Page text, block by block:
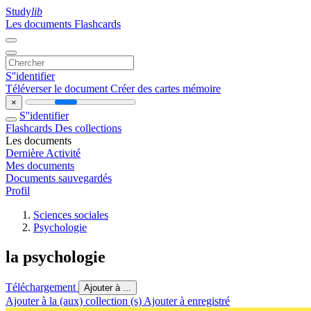
Studylib
Les documents Flashcards
S''identifier
Téléverser le document Créer des cartes mémoire
×
S''identifier
Flashcards Des collections
Les documents
Dernière Activité
Mes documents
Documents sauvegardés
Profil
Sciences sociales
Psychologie
la psychologie
Téléchargement Ajouter à ...
Ajouter à la (aux) collection (s) Ajouter à enregistré